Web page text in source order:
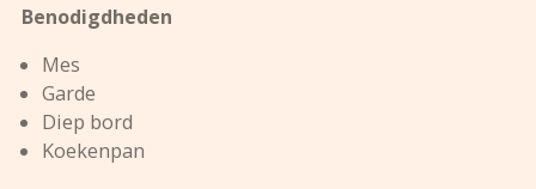
Benodigdheden
Mes
Garde
Diep bord
Koekenpan